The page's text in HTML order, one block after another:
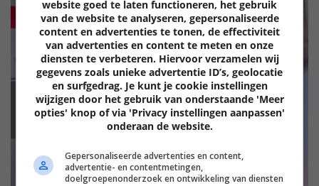
website goed te laten functioneren, het gebruik
van de website te analyseren, gepersonaliseerde
content en advertenties te tonen, de effectiviteit
van advertenties en content te meten en onze
diensten te verbeteren. Hiervoor verzamelen wij
gegevens zoals unieke advertentie ID’s, geolocatie
en surfgedrag. Je kunt je cookie instellingen
wijzigen door het gebruik van onderstaande 'Meer
opties' knop of via 'Privacy instellingen aanpassen'
onderaan de website.
Gepersonaliseerde advertenties en content,
advertentie- en contentmetingen,
doelgroepenonderzoek en ontwikkeling van diensten